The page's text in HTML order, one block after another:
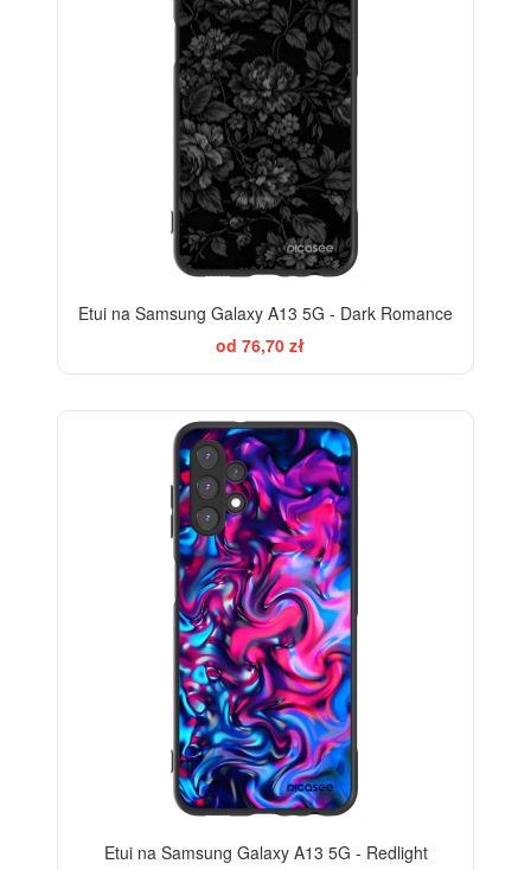
Etui na Samsung Galaxy A13 5G - Dark Romance
od 76,70 zł
Etui na Samsung Galaxy A13 5G - Redlight